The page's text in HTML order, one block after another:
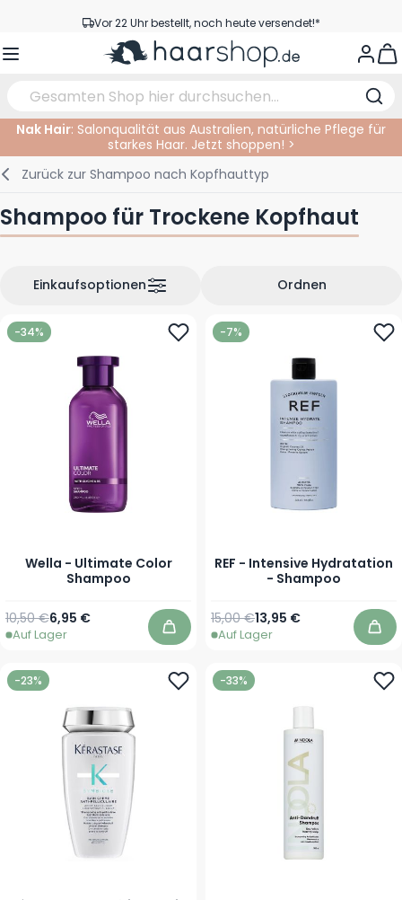
Vor 22 Uhr bestellt, noch heute versendet!*
Versandkostenfrei ab 39 €
Haarpflege
Haarfarbe
Gesichtspflege
Bräunungsprodukte
Augenpflege
Augenbrauen
Lippen
Zubehör
Nagelprodukte
Haarprodukte
Bartpflege
Elektrisch
Schneidzubehör
Im Salon
Haarfarbe
Dauernwelle
Nak Hair: Salonqualität aus Australien, natürliche Pflege für
starkes Haar. Jetzt shoppen! >
Zurück zur Shampoo nach Kopfhauttyp
Shampoo für Trockene Kopfhaut
Ordnen
Einkaufsoptionen
-34%
Wella - Ultimate Color
Shampoo
Ab
6,95 €
Regulärer Preis
10,50 €
Auf Lager In den Warenkorb
-7%
REF - Intensive Hydratation
- Shampoo
Ab
13,95 €
Regulärer Preis
15,00 €
Auf Lager In
-23% -33%